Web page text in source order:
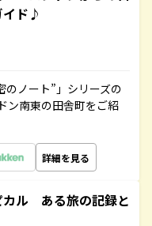
イド♪
ノート”」シリーズの
ン南東の田舎町をご紹
詳細を見る
カル ある旅の記録と